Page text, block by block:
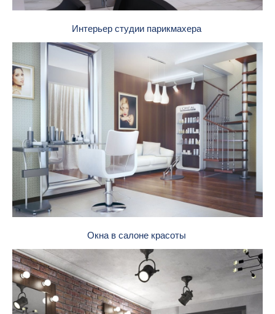
Интерьер студии парикмахера
Окна в салоне красоты